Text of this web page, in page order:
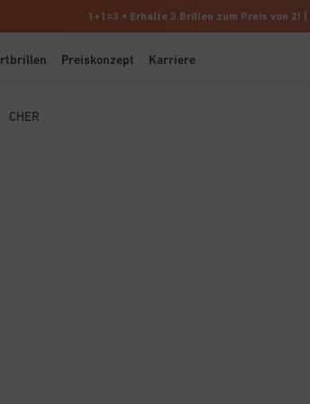
1+1=3 • Erhalte 3 Brillen zum Preis von 2! |
Preiskonzept Karriere
CHER